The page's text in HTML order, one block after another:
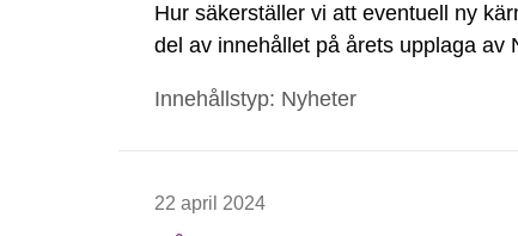
Hur säkerställer vi att eventuell ny
del av innehållet på årets upplaga av
Innehållstyp: Nyheter
22 april 2024